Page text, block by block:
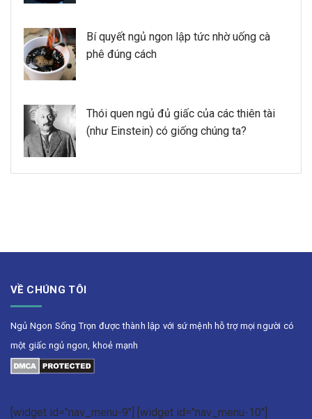
Bí quyết ngủ ngon lập tức nhờ uống cà
phê đúng cách
Thói quen ngủ đủ giấc của các thiên tài
(như Einstein) có giống chúng ta?
VỀ CHÚNG TÔI
Ngủ Ngon Sống Trọn được thành lập với sứ mệnh hỗ trợ mọi người có
một giấc ngủ ngon, khoẻ mạnh
[widget id="nav_menu-9"] [widget id="nav_menu-10"]